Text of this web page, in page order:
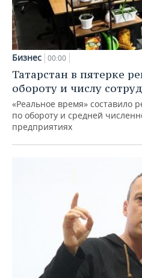
Бизнес 00:00
Татарстан в пятерке
обороту и числу
«Реальное время» составило
по обороту и средней
предприятиях